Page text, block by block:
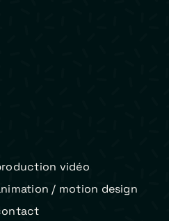
vidéo
/ motion design